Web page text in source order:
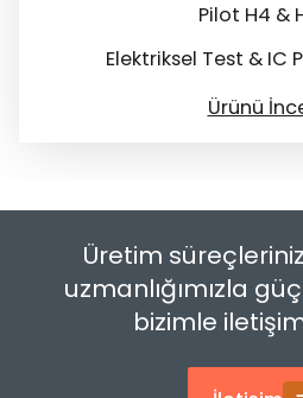
Pilot H4 &
Elektriksel Test & IC
Ürünü
Üretim
uzmanlığımızla
bizimle